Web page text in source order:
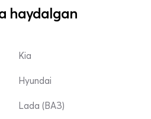
haydalgan
Kia
Hyundai
Lada (ВАЗ)